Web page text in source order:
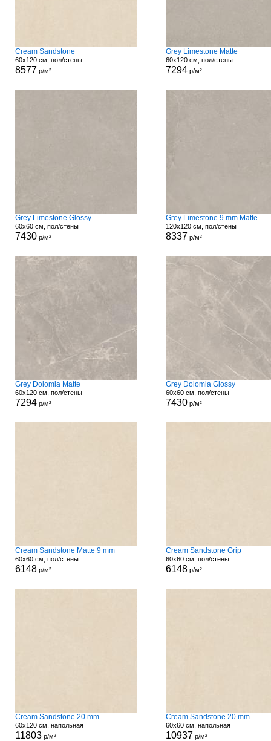
Cream Sandstone
60x120 см, пол/стены
8577 р/м²
Grey Limestone Matte
60x120 см, пол/стены
7294 р/м²
Grey Limestone Glossy
60x60 см, пол/стены
7430 р/м²
Grey Limestone 9 mm Matte
120x120 см, пол/стены
8337 р/м²
Grey Dolomia Matte
60x120 см, пол/стены
7294 р/м²
Grey Dolomia Glossy
60x60 см, пол/стены
7430 р/м²
Cream Sandstone Matte 9 mm
60x60 см, пол/стены
6148 р/м²
Cream Sandstone Grip
60x60 см, пол/стены
6148 р/м²
Cream Sandstone 20 mm
60x120 см, напольная
11803 р/м²
Cream Sandstone 20 mm
60x60 см, напольная
10937 р/м²